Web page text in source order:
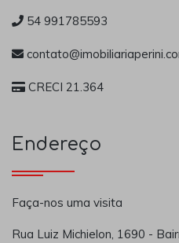
54 991785593
CRECI 21.364
Endereço
Faça-nos uma visita
Rua Luiz Michielon, 1690 -